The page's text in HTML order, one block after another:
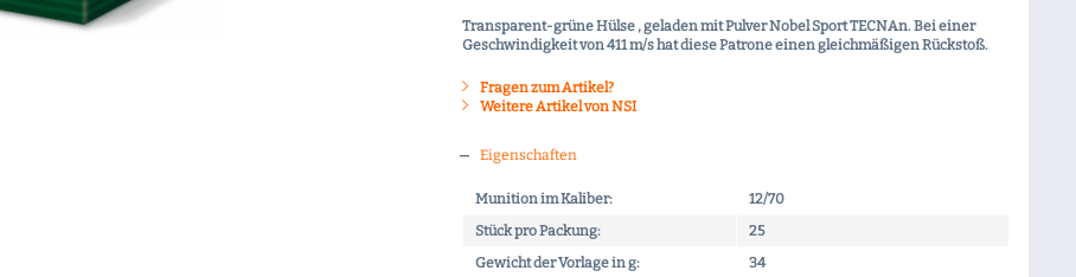
Transparent-grüne Hülse , geladen mit Pulver Nobel Sport TECNAn. Bei einer
Geschwindigkeit von 411 m/s hat diese Patrone einen gleichmäßigen Rückstoß.
Fragen zum Artikel?
Weitere Artikel von NSI
Eigenschaften
Munition im Kaliber:
12/70
Stück pro Packung:
25
Gewicht der Vorlage in g:
34